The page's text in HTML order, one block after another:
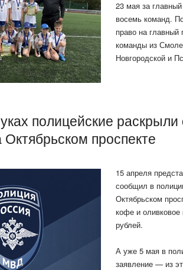
23 мая за
восемь команд.
право на главный
команды из
Новгородской и
полицейские
проспекте
15 апреля
сообщил в
Октябрьском
кофе и
рублей.
А уже 5 мая в
заявление — из